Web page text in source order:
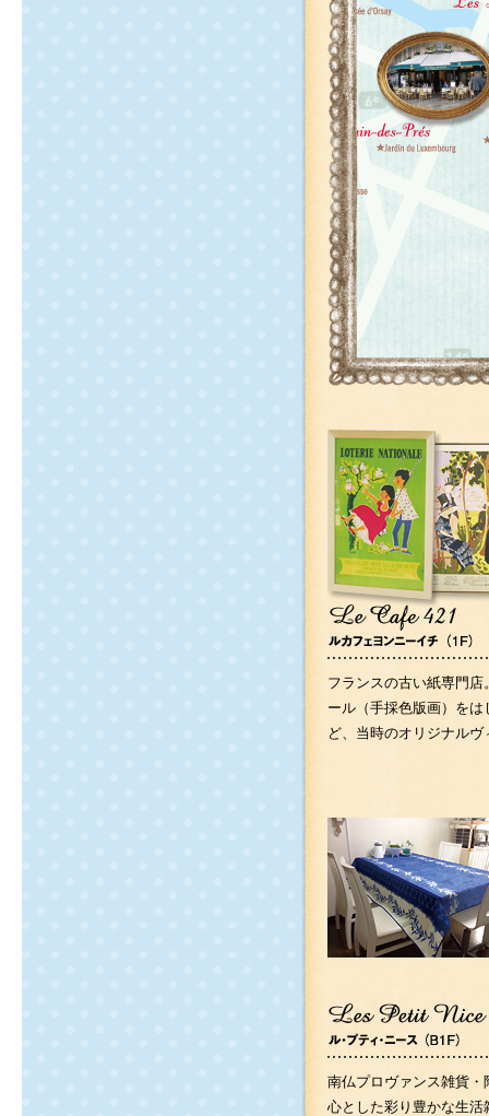
フランスの古い紙専門
ール（手採色版画）を
ど、当時のオリジナル
南仏プロヴァンス雑貨
心とした彩り豊かな生